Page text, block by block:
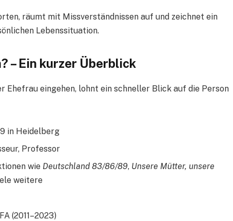
räumt mit Missverständnissen auf und zeichnet ein
Lebenssituation.
– Ein kurzer Überblick
Ehefrau eingehen, lohnt ein schneller Blick auf die Person
in Heidelberg
Professor
wie Deutschland 83/86/89, Unsere Mütter, unsere
weitere
(2011–2023)